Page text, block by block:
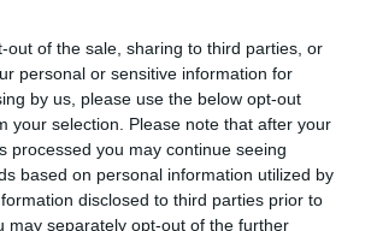
out of the sale, sharing to third parties, or
personal or sensitive information for
by us, please use the below opt-out
your selection. Please note that after your
processed you may continue seeing
based on personal information utilized by
disclosed to third parties prior to
may separately opt-out of the further
amb les últimes notícies d'actualitat